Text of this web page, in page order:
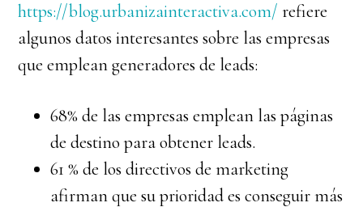
https://blog.urbanizainteractiva.com/ refiere
algunos datos interesantes sobre las empresas
que emplean generadores de leads:
68% de las empresas emplean las páginas
de destino para obtener leads.
61 % de los directivos de marketing
afirman que su prioridad es conseguir más